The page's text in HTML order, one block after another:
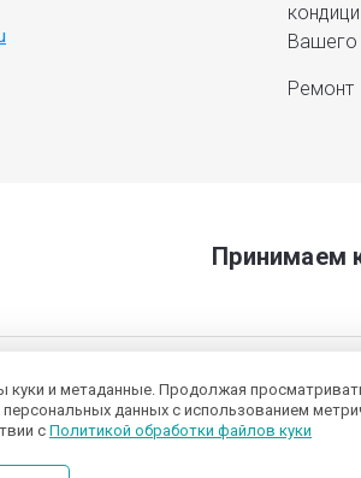
Вашего
Ремонт
Принимаем
куки и метаданные. Продолжая
персональных данных с использованием
с Политикой обработки файлов куки